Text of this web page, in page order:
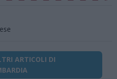
ARTICOLI DI